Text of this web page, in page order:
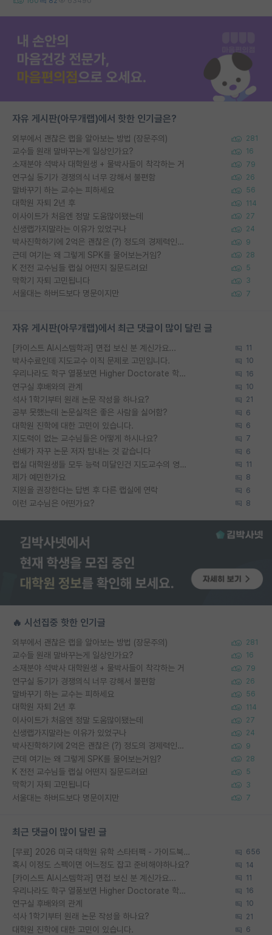
자유 게시판(아무개랩)에서 핫한 인기글은?
외부에서 괜찮은 랩을 알아보는 방법 (장문주의) 281
교수들 원래 말바꾸는게 일상인가요? 16
소재분야 석박사 대학원생 + 물박사들이 착각하는 거 79
연구실 동기가 경쟁의식 너무 강해서 불편함 26
말바꾸기 하는 교수는 피하세요 56
대학원 자퇴 2년 후 114
이사이트가 처음엔 정말 도움많이됐는데 27
신생랩가지말라는 이유가 있었구나 24
박사진학하기에 2억은 괜찮은 (?) 정도의 경제력인가요 9
근데 여기는 왜 그렇게 SPK를 물어보는거임? 28
K 전전 교수님들 랩실 어떤지 질문드려요! 5
막학기 자퇴 고민됩니다 3
서울대는 하버드보다 명문이지만 7
자유 게시판(아무개랩)에서 최근 댓글이 많이 달린 글
[카이스트 AI시스템학과] 면접 보신 분 계신가요... 11
박사수료인데 지도교수 이직 문제로 고민입니다. 10
우리나라도 학구 열풍보면 Higher Doctorate 학위가 필요하다고 봅니다. 16
연구실 후배와의 관계 10
석사 1학기부터 원래 논문 작성을 하나요? 21
공부 못했는데 논문실적은 좋은 사람을 싫어함? 6
대학원 진학에 대한 고민이 있습니다. 6
지도력이 없는 교수님들은 어떻게 하시나요? 7
선배가 자꾸 논문 저자 탐내는 것 같습니다 6
랩실 대학원생들 모두 능력 미달인건 지도교수의 영향 아닌가? 11
제가 예민한가요 8
지원을 권장한다는 답변 후 다른 랩실에 연락 6
이런 교수님은 어떤가요? 8
🔥 시선집중 핫한 인기글
외부에서 괜찮은 랩을 알아보는 방법 (장문주의) 281
교수들 원래 말바꾸는게 일상인가요? 16
소재분야 석박사 대학원생 + 물박사들이 착각하는 거 79
연구실 동기가 경쟁의식 너무 강해서 불편함 26
말바꾸기 하는 교수는 피하세요 56
대학원 자퇴 2년 후 114
이사이트가 처음엔 정말 도움많이됐는데 27
신생랩가지말라는 이유가 있었구나 24
박사진학하기에 2억은 괜찮은 (?) 정도의 경제력인가요 9
근데 여기는 왜 그렇게 SPK를 물어보는거임? 28
K 전전 교수님들 랩실 어떤지 질문드려요! 5
막학기 자퇴 고민됩니다 3
서울대는 하버드보다 명문이지만 7
최근 댓글이 많이 달린 글
[무료] 2026 미국 대학원 유학 스타터팩 - 가이드북 & 합격자 컨택메일 템플릿 656
혹시 이정도 스펙이면 어느정도 잡고 준비해야하나요? 14
[카이스트 AI시스템학과] 면접 보신 분 계신가요... 11
우리나라도 학구 열풍보면 Higher Doctorate 학위가 필요하다고 봅니다. 16
연구실 후배와의 관계 10
석사 1학기부터 원래 논문 작성을 하나요? 21
대학원 진학에 대한 고민이 있습니다. 6